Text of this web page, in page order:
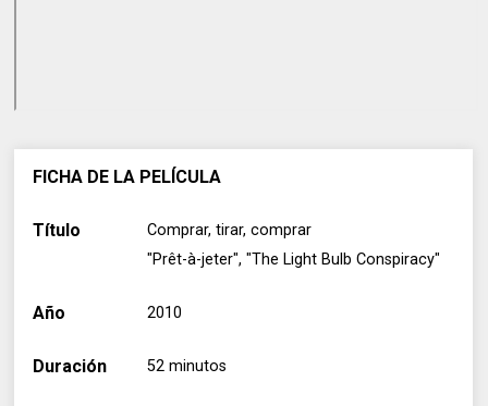
FICHA DE LA PELÍCULA
Título
Comprar, tirar, comprar
"Prêt-à-jeter", "The Light Bulb Conspiracy"
Año 2010
Duración 52 minutos